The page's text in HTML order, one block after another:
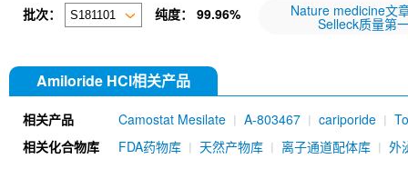
批次： 纯度： 99.96% Nature medicine文
Selleck质量第
Amiloride HCl相关产品
相关产品 Camostat Mesilate A-803467 cariporide
相关化合物库
FDA药物库 天然产物库 离子通道配体库 外